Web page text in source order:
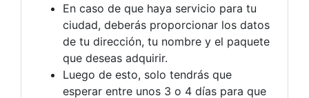
En caso de que haya servicio para tu
ciudad, deberás proporcionar los datos
de tu dirección, tu nombre y el paquete
que deseas adquirir.
Luego de esto, solo tendrás que
esperar entre unos 3 o 4 días para que